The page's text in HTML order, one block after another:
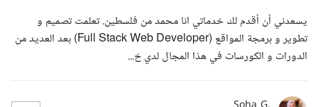
يسعدني أن أقدم لك خدماتي انا محمد من فلسطين. تعلمت تصميم و
تطوير و برمجة المواقع (Full Stack Web Developer) بعد العديد من
الدورات و الكورسات في هذا المجال لدي خ...